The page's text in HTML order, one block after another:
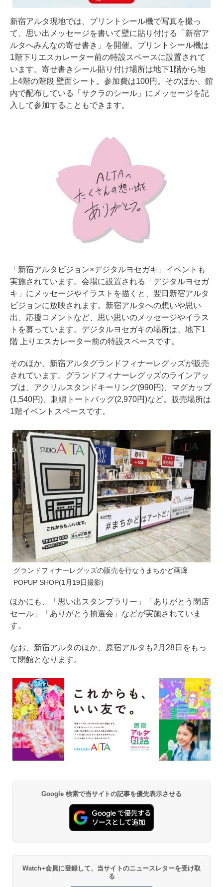
新宿アルタ現地では、プリントシール機で写真を撮っ
て、思い出メッセージを書いて壁に貼り付ける「新宿ア
ルタへみんなの寄せ書き」を開催。プリントシール機は
1階下りエスカレーター前の特設スペースに設置されて
います。寄せ書きシール貼り付け場所は地下1階から地
上4階の階段 壁面シート。参加費は100円。そのほか、館
内で配布している「サクラのシール」にメッセージを記
入して参加することもできます。
「新宿アルタビジョン×デジタルヨセガキ」イベントも
実施されています。会場に設置される「デジタルヨセガ
キ」にメッセージやイラストを描くと、翌日新宿アルタ
ビジョンに放映されます。新宿アルタへの想いや思い
出、応援コメントなど、思い思いのメッセージやイラス
トを募っています。デジタルヨセガキの場所は、地下1
階 上りエスカレーター前の特設スペースです。
そのほか、新宿アルタグランドフィナーレグッズが販売
されています。グランドフィナーレグッズのラインアッ
プは、アクリルスタンドキーリング(990円)、マグカップ
(1,540円)、刺繍トートバッグ(2,970円)など。販売場所は
1階イベントスペースです。
グランドフィナーレグッズの販売を行なうまちかど画廊
POPUP SHOP(1月19日撮影)
ほかにも、「思い出スタンプラリー」「ありがとう閉店
セール」「ありがとう抽選会」などが実施されていま
す。
なお、新宿アルタのほか、原宿アルタも2月28日をもっ
て閉館となります。
Google 検索で当サイトの記事を優先表示させる
Watch+会員に登録して、当サイトのニュースレターを受け取
る